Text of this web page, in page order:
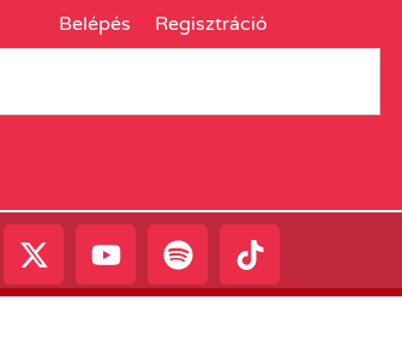
Belépés Regisztráció